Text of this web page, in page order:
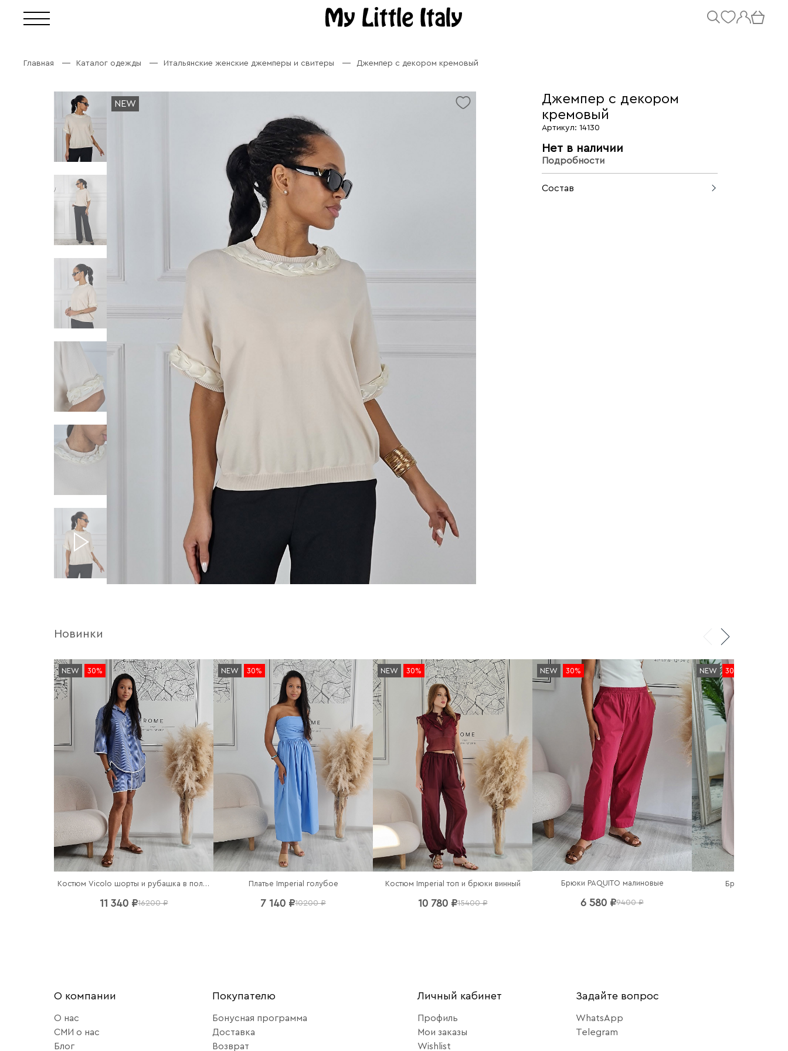
Главная Каталог одежды Итальянские женские джемперы и свитеры Джемпер с декором кремовый
NEW
Джемпер с декором
кремовый
Артикул: 14130
Нет в наличии
Подробности
Состав
Новинки
NEW 30%
Костюм Vicolo шорты и рубашка в полоску
11 340 ₽16200 ₽
NEW 30%
Платье Imperial голубое
7 140 ₽10200 ₽
NEW 30%
Костюм Imperial топ и брюки винный
10 780 ₽15400 ₽
NEW 30%
Брюки PAQUITO малиновые
6 580 ₽9400 ₽
NEW 30%
Брюки Imperial
О компании
О нас
СМИ о нас
Блог
Покупателю
Бонусная программа
Доставка
Возврат
Личный кабинет
Профиль
Мои заказы
Wishlist
Задайте вопрос
WhatsApp
Telegram